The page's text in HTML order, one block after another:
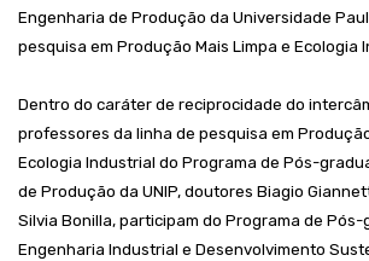
Engenharia de Produção da Universidade
pesquisa em Produção Mais Limpa e Ecologia
Dentro do caráter de reciprocidade do
professores da linha de pesquisa em
Ecologia Industrial do Programa de Pós-
de Produção da UNIP, doutores Biagio
Silvia Bonilla, participam do Programa de
Engenharia Industrial e Desenvolvimento